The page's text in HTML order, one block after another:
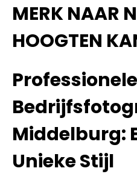
MERK NAAR
HOOGTEN
Professionele
Middelburg:
Unieke Stijl